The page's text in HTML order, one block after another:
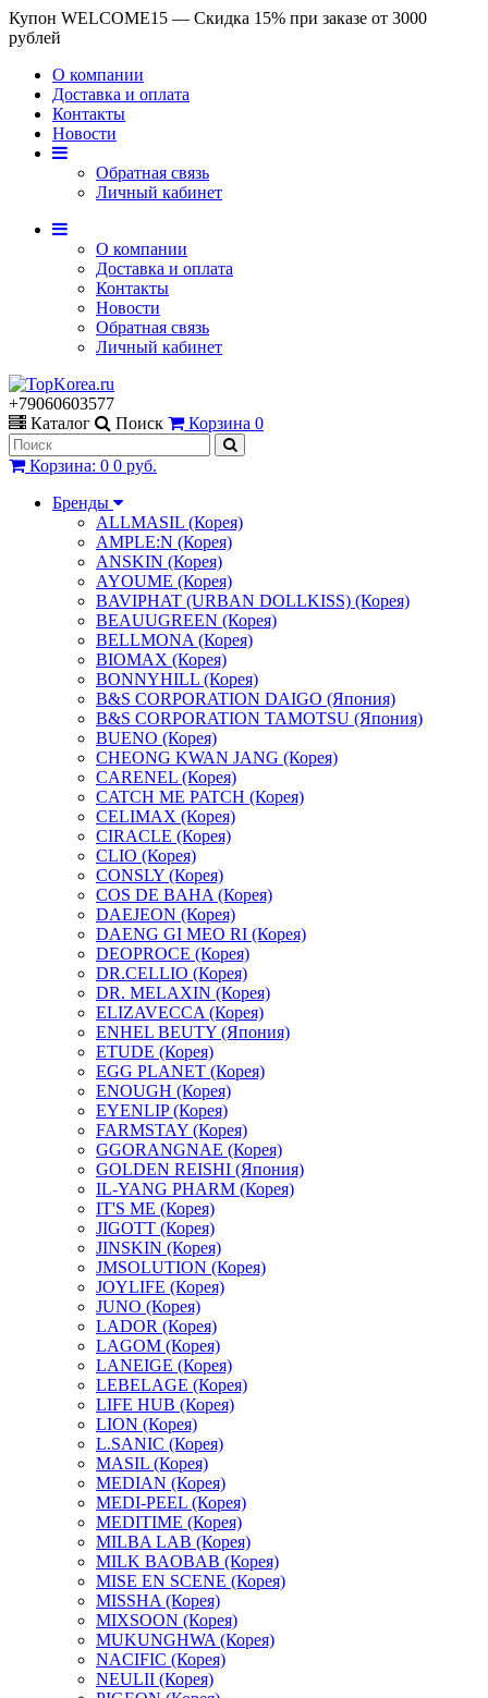
Купон WELCOME15 — Скидка 15% при заказе от 3000
рублей
О компании
Доставка и оплата
Контакты
Новости
Обратная связь
Личный кабинет
О компании
Доставка и оплата
Контакты
Новости
Обратная связь
Личный кабинет
+79060603577
Каталог
Поиск Корзина 0
Корзина: 0 0 руб.
Бренды
ALLMASIL (Корея)
AMPLE:N (Корея)
ANSKIN (Корея)
AYOUME (Корея)
BAVIPHAT (URBAN DOLLKISS) (Корея)
BEAUUGREEN (Корея)
BELLMONA (Корея)
BIOMAX (Корея)
BONNYHILL (Корея)
B&S CORPORATION DAIGO (Япония)
B&S CORPORATION TAMOTSU (Япония)
BUENO (Корея)
CHEONG KWAN JANG (Корея)
CARENEL (Корея)
CATCH ME PATCH (Корея)
CELIMAX (Корея)
CIRACLE (Корея)
CLIO (Корея)
CONSLY (Корея)
COS DE BAHA (Корея)
DAEJEON (Корея)
DAENG GI MEO RI (Корея)
DEOPROCE (Корея)
DR.CELLIO (Корея)
DR. MELAXIN (Корея)
ELIZAVECCA (Корея)
ENHEL BEUTY (Япония)
ETUDE (Корея)
EGG PLANET (Корея)
ENOUGH (Корея)
EYENLIP (Корея)
FARMSTAY (Корея)
GGORANGNAE (Корея)
GOLDEN REISHI (Япония)
IL-YANG PHARM (Корея)
IT'S ME (Корея)
JIGOTT (Корея)
JINSKIN (Корея)
JMSOLUTION (Корея)
JOYLIFE (Корея)
JUNO (Корея)
LADOR (Корея)
LAGOM (Корея)
LANEIGE (Корея)
LEBELAGE (Корея)
LIFE HUB (Корея)
LION (Корея)
L.SANIC (Корея)
MASIL (Корея)
MEDIAN (Корея)
MEDI-PEEL (Корея)
MEDITIME (Корея)
MILBA LAB (Корея)
MILK BAOBAB (Корея)
MISE EN SCENE (Корея)
MISSHA (Корея)
MIXSOON (Корея)
MUKUNGHWA (Корея)
NACIFIC (Корея)
NEULII (Корея)